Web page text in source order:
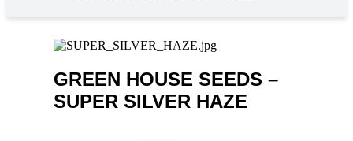
GREEN HOUSE SEEDS –
SUPER SILVER HAZE